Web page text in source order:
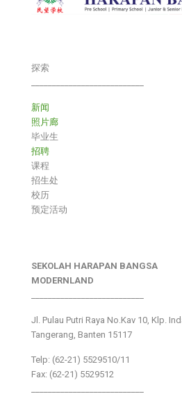
探索
新闻
照片廊
毕业生
招聘
课程
招生处
校历
预定活动
SEKOLAH HARAPAN BANGSA
MODERNLAND
Jl. Pulau Putri Raya No.Kav 10, Klp.
Tangerang, Banten 15117
Telp: (62-21) 5529510/11
Fax: (62-21) 5529512